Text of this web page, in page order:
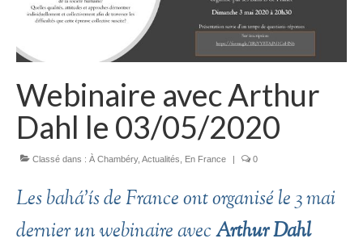
Un débordement d’actions
Webinaire avec Arthur
Dahl le 03/05/2020
Classé dans : À Chambéry, Actualités En France | 0
Les bahá’ís de Franceont organisé le 3 mai
dernier un webinaire avecArthur Dahl